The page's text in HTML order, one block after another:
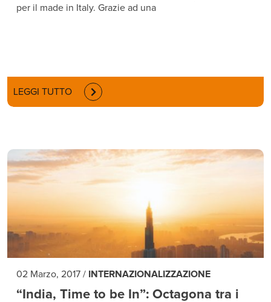
per il made in Italy. Grazie ad una
LEGGI TUTTO
02 Marzo, 2017 / INTERNAZIONALIZZAZIONE
“India, Time to be In”: Octagona tra i